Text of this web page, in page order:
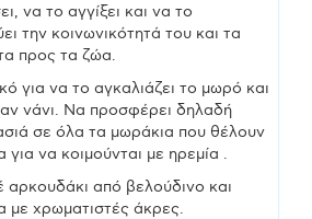
να το αγγίξει και να το
την κοινωνικότητά του και τα
προς τα ζώα.
για να το αγκαλιάζει το μωρό και
νάνι. Να προσφέρει δηλαδή
σε όλα τα μωράκια που θέλουν
να κοιμούνται με ηρεμία .
αρκουδάκι από βελούδινο και
με χρωματιστές άκρες.